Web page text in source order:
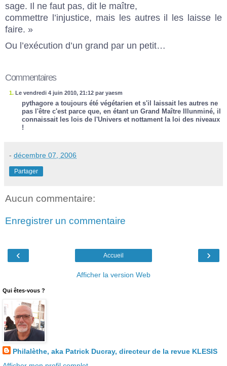
sage. Il ne faut pas, dit le maître,
commettre l’injustice, mais les autres il les laisse le
faire. »
Ou l’exécution d’un grand par un petit…
Commentaires
1. Le vendredi 4 juin 2010, 21:12 par yaesm
pythagore a toujours été végétarien et s'il laissait les autres ne
pas l'être c'est parce que, en étant un Grand Maître Illunminé, il
connaissait les lois de l'Univers et nottament la loi des niveaux
!
- décembre 07, 2006
Partager
Aucun commentaire:
Enregistrer un commentaire
‹ ›
Accueil
Afficher la version Web
Qui êtes-vous ?
Philalèthe, aka Patrick Ducray, directeur de la revue KLESIS